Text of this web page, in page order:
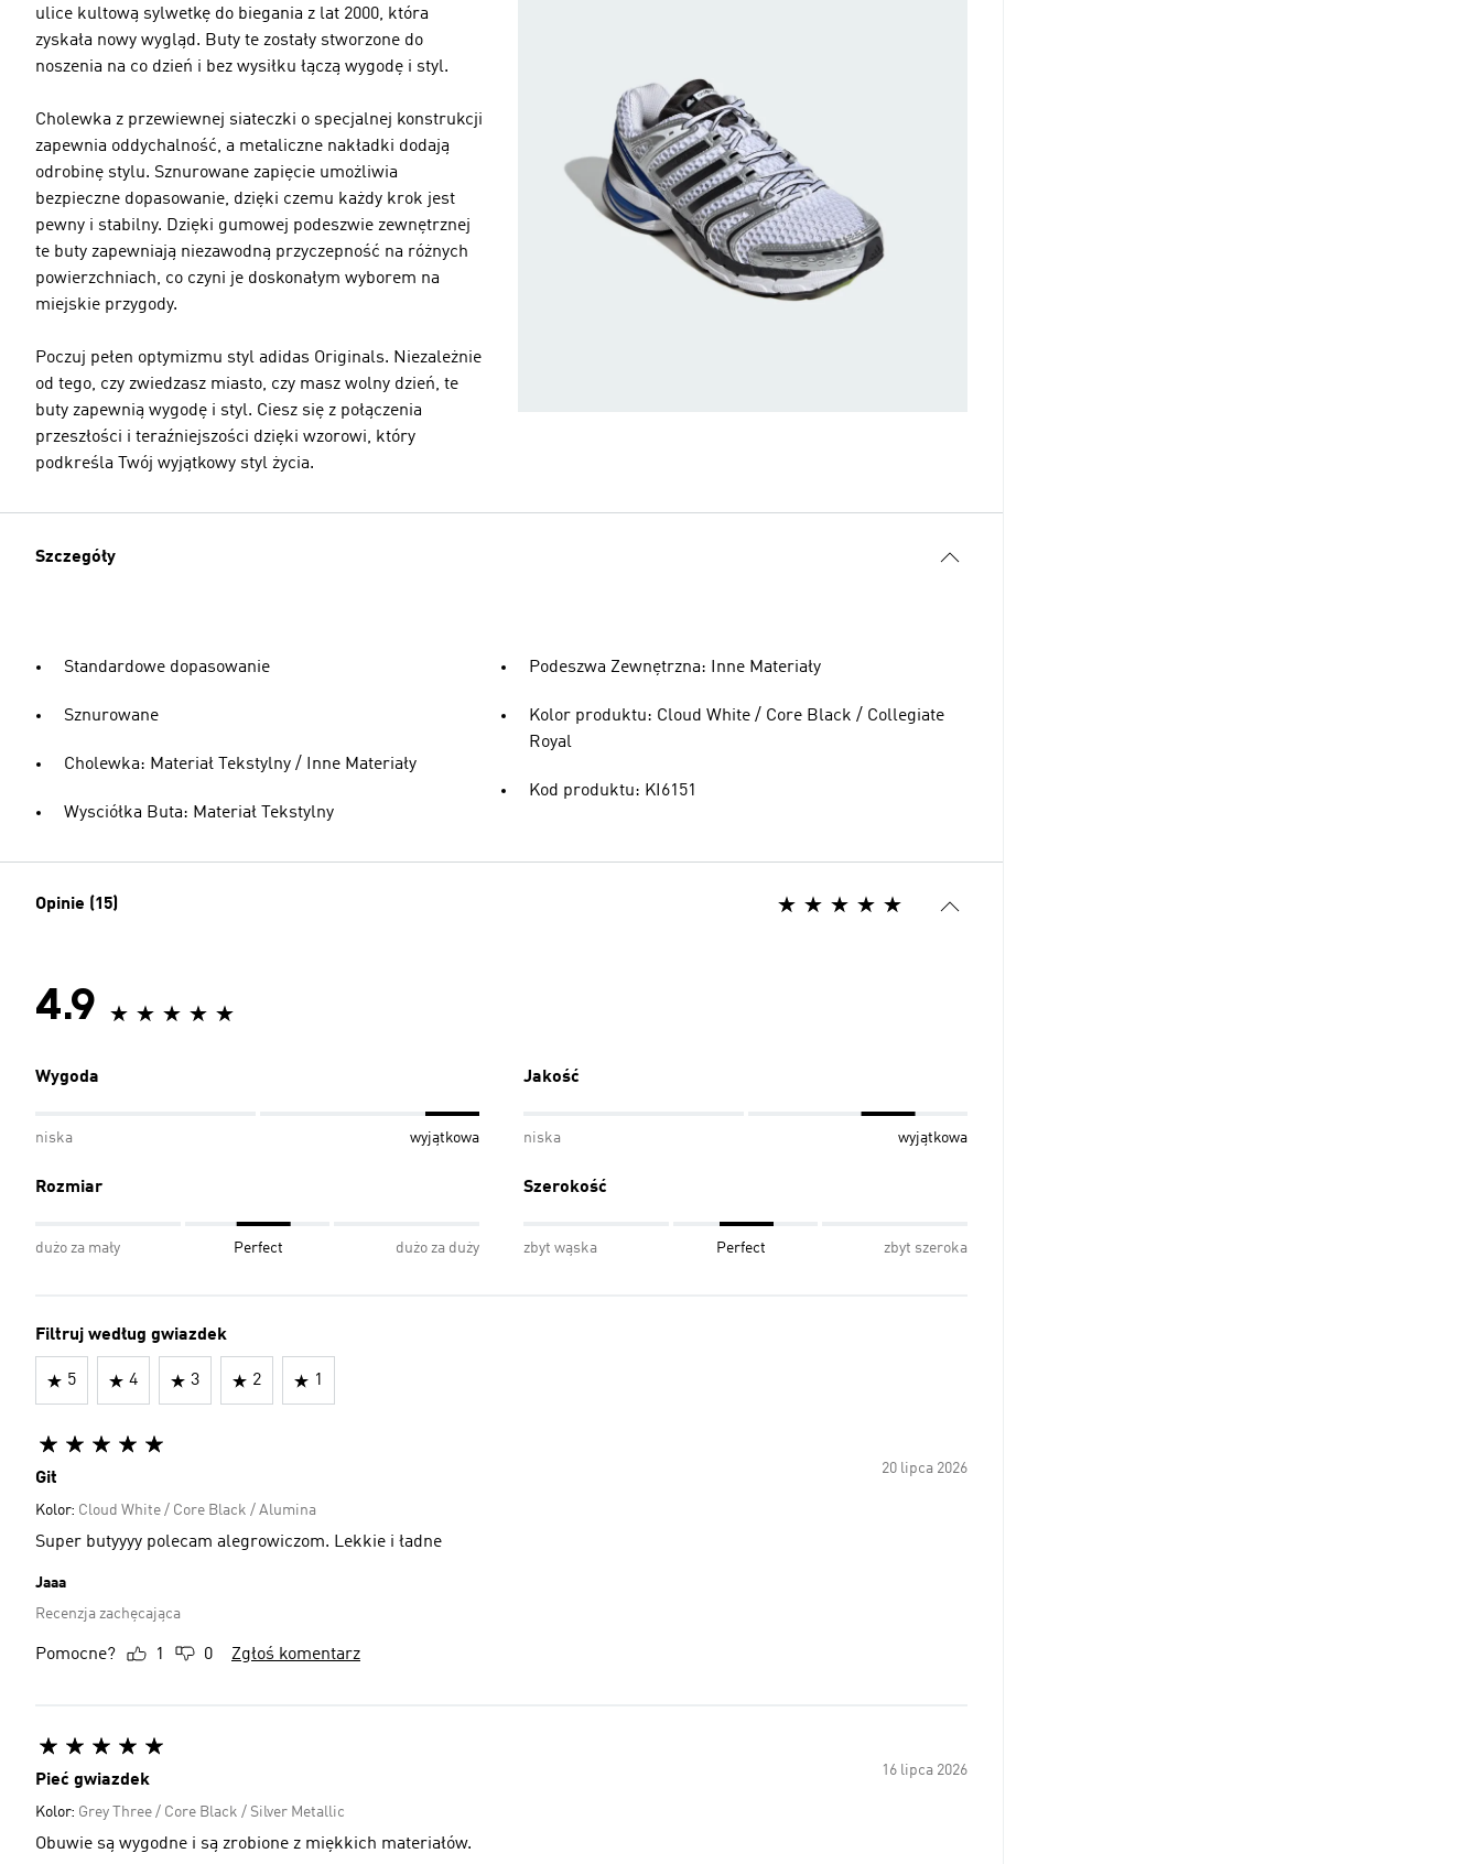
ulice kultową sylwetkę do biegania z lat 2000, która
zyskała nowy wygląd. Buty te zostały stworzone do
noszenia na co dzień i bez wysiłku łączą wygodę i styl.
Cholewka z przewiewnej siateczki o specjalnej konstrukcji
zapewnia oddychalność, a metaliczne nakładki dodają
odrobinę stylu. Sznurowane zapięcie umożliwia
bezpieczne dopasowanie, dzięki czemu każdy krok jest
pewny i stabilny. Dzięki gumowej podeszwie zewnętrznej
te buty zapewniają niezawodną przyczepność na różnych
powierzchniach, co czyni je doskonałym wyborem na
miejskie przygody.
Poczuj pełen optymizmu styl adidas Originals. Niezależnie
od tego, czy zwiedzasz miasto, czy masz wolny dzień, te
buty zapewnią wygodę i styl. Ciesz się z połączenia
przeszłości i teraźniejszości dzięki wzorowi, który
podkreśla Twój wyjątkowy styl życia.
Szczegóły
Standardowe dopasowanie
Sznurowane
Cholewka: Materiał Tekstylny / Inne Materiały
Wysciółka Buta: Materiał Tekstylny
Podeszwa Zewnętrzna: Inne Materiały
Kolor produktu: Cloud White / Core Black / Collegiate
Royal
Kod produktu: KI6151
Opinie (15)
4.9
Wygoda
niska wyjątkowa
Jakość
niska wyjątkowa
Rozmiar
dużo za mały Perfect dużo za duży
Szerokość
zbyt wąska Perfect zbyt szeroka
Filtruj według gwiazdek
5 4 3 2 1
20 lipca 2026
Git
Kolor: Cloud White / Core Black / Alumina
Super butyyyy polecam alegrowiczom. Lekkie i ładne
Jaaa
Recenzja zachęcająca
Pomocne? 1 0 Zgłoś komentarz
16 lipca 2026
Pieć gwiazdek
Kolor: Grey Three / Core Black / Silver Metallic
Obuwie są wygodne i są zrobione z miękkich materiałów.